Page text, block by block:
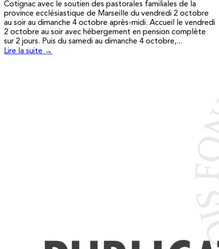
Cotignac avec le soutien des pastorales familiales de la
province ecclésiastique de Marseille du vendredi 2 octobre
au soir au dimanche 4 octobre après-midi. Accueil le vendredi
2 octobre au soir avec hébergement en pension complète
sur 2 jours. Puis du samedi au dimanche 4 octobre,...
Lire la suite →